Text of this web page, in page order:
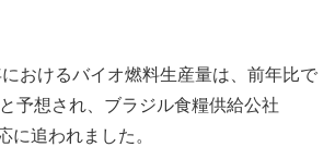
おけるバイオ燃料生産量は、前年比で
予想され、ブラジル食糧供給公社
に追われました。